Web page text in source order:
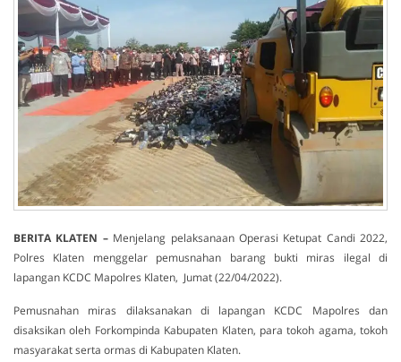
BERITA KLATEN – Menjelang pelaksanaan Operasi Ketupat Candi 2022,
Polres Klaten menggelar pemusnahan barang bukti miras ilegal di
lapangan KCDC Mapolres Klaten, Jumat (22/04/2022).
Pemusnahan miras dilaksanakan di lapangan KCDC Mapolres dan
disaksikan oleh Forkompinda Kabupaten Klaten, para tokoh agama, tokoh
masyarakat serta ormas di Kabupaten Klaten.